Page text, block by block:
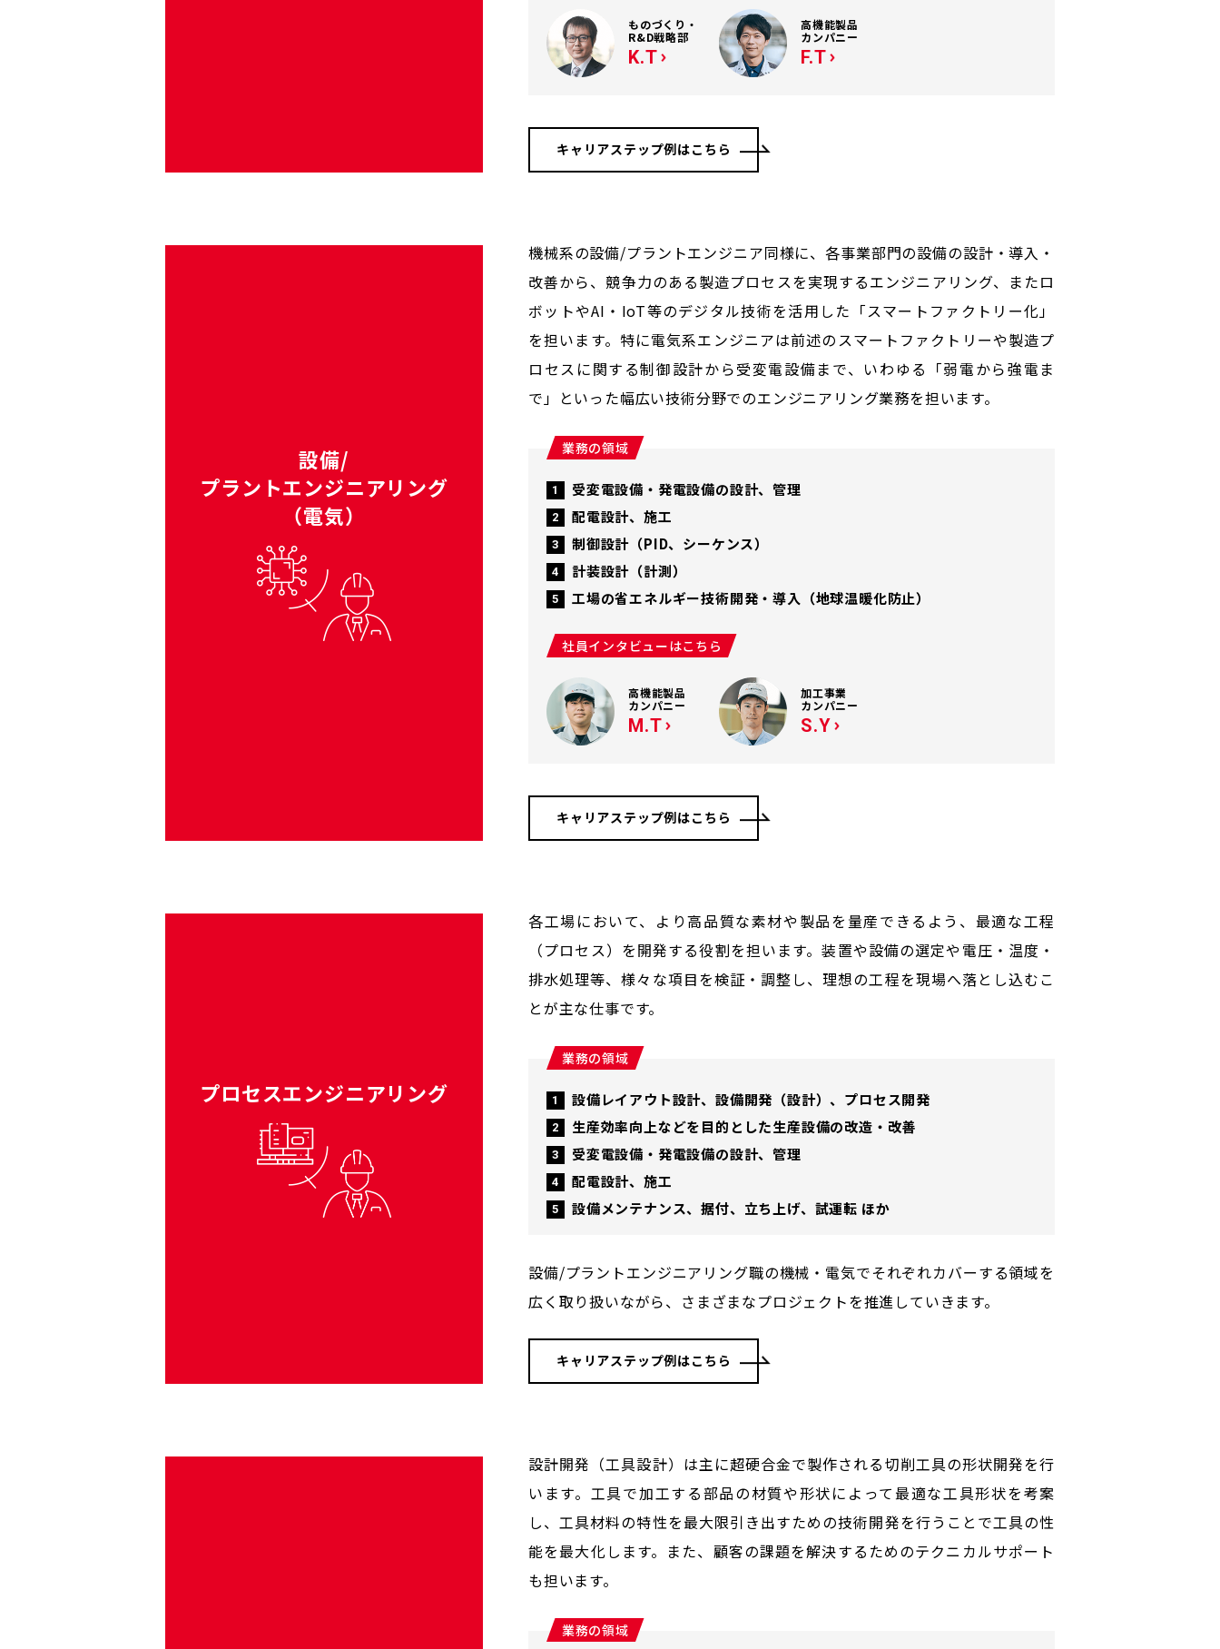
ものづくり・
R&D戦略部
K.T
高機能製品
カンパニー
F.T
キャリアステップ例はこちら
設備/
プラントエンジニアリング
（電気）
機械系の設備/プラントエンジニア同様に、各事業部門の設備の設計・導入・
改善から、競争力のある製造プロセスを実現するエンジニアリング、またロ
ボットやAI・IoT等のデジタル技術を活用した「スマートファクトリー化」
を担います。特に電気系エンジニアは前述のスマートファクトリーや製造プ
ロセスに関する制御設計から受変電設備まで、いわゆる「弱電から強電ま
で」といった幅広い技術分野でのエンジニアリング業務を担います。
業務の領域
受変電設備・発電設備の設計、管理
配電設計、施工
制御設計（PID、シーケンス）
計装設計（計測）
工場の省エネルギー技術開発・導入（地球温暖化防止）
社員インタビューはこちら
高機能製品
カンパニー
M.T
加工事業
カンパニー
S.Y
キャリアステップ例はこちら
プロセスエンジニアリング
各工場において、より高品質な素材や製品を量産できるよう、最適な工程
（プロセス）を開発する役割を担います。装置や設備の選定や電圧・温度・
排水処理等、様々な項目を検証・調整し、理想の工程を現場へ落とし込むこ
とが主な仕事です。
業務の領域
設備レイアウト設計、設備開発（設計）、プロセス開発
生産効率向上などを目的とした生産設備の改造・改善
受変電設備・発電設備の設計、管理
配電設計、施工
設備メンテナンス、据付、立ち上げ、試運転 ほか
設備/プラントエンジニアリング職の機械・電気でそれぞれカバーする領域を
広く取り扱いながら、さまざまなプロジェクトを推進していきます。
キャリアステップ例はこちら
設計開発（工具設計）は主に超硬合金で製作される切削工具の形状開発を行
います。工具で加工する部品の材質や形状によって最適な工具形状を考案
し、工具材料の特性を最大限引き出すための技術開発を行うことで工具の性
能を最大化します。また、顧客の課題を解決するためのテクニカルサポート
も担います。
業務の領域